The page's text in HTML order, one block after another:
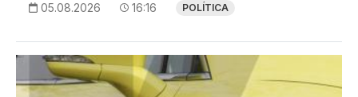
05.08.2026 16:16 POLÍTICA
Imagem